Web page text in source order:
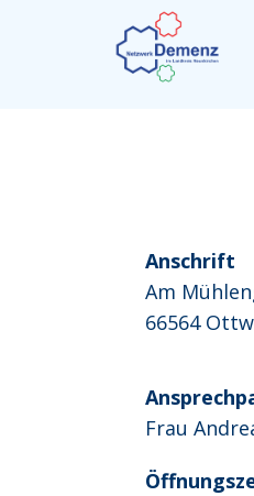
Anschrift
Am
66564
Frau